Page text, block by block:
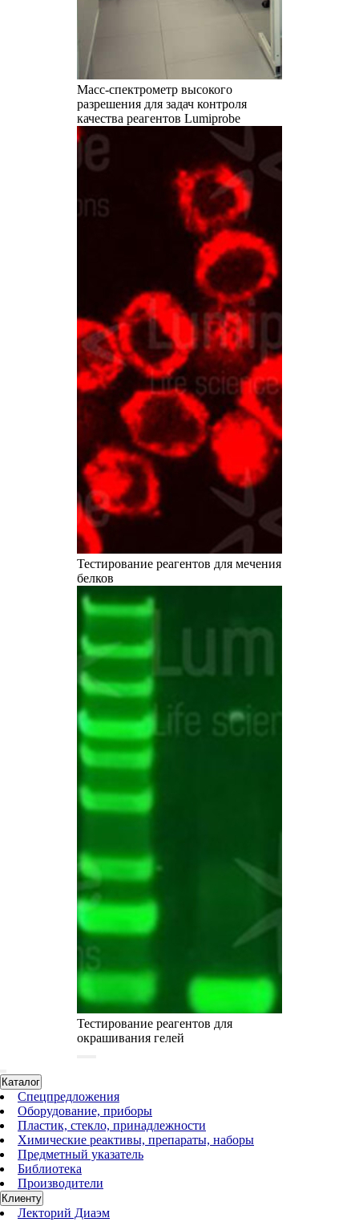
Масс-спектрометр высокого
разрешения для задач контроля
качества реагентов Lumiprobe
Тестирование реагентов для мечения
белков
Тестирование реагентов для
окрашивания гелей
Каталог
Спецпредложения
Оборудование, приборы
Пластик, стекло, принадлежности
Химические реактивы, препараты, наборы
Предметный указатель
Библиотека
Производители
Клиенту
Лекторий Диаэм